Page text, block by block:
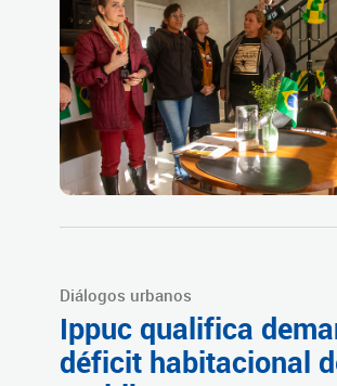
Diálogos urbanos
Ippuc qualifica
déficit habitacional